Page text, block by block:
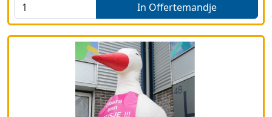
In Offertemandje